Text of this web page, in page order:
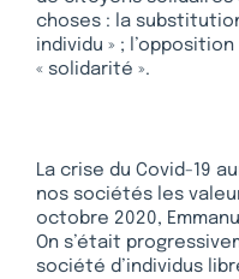
choses : la
individu » ;
« solidarité ».
La crise du Covid-19
nos sociétés les
octobre 2020,
On s’était
société d’individus